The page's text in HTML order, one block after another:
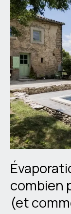
combien
(et
Évaporation
de
l’eau
de
piscine
:
combien
perdez-
vous
vraiment
(et
comment
y
remédier)